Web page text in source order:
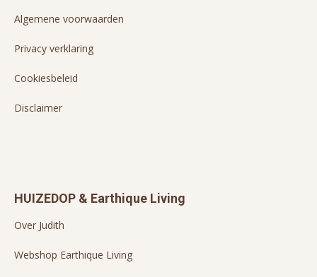
Algemene voorwaarden
Privacy verklaring
Cookiesbeleid
Disclaimer
HUIZEDOP & Earthique Living
Over Judith
Webshop Earthique Living